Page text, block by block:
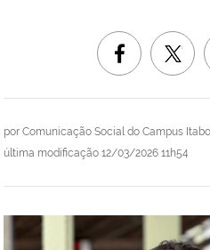
por Comunicação Social do Campus
última modificação 12/03/2026 11h54